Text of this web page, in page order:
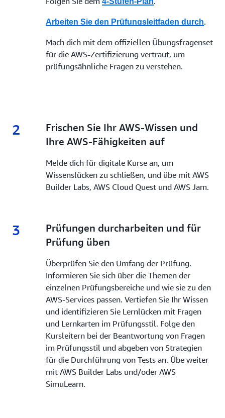
Arbeiten Sie den Prüfungsleitfaden durch.
Mach dich mit dem offiziellen Übungsfragenset
für die AWS-Zertifizierung vertraut, um
prüfungsähnliche Fragen zu verstehen.
2 2.
Frischen Sie Ihr AWS-Wissen und
Ihre AWS-Fähigkeiten auf
Melde dich für digitale Kurse an, um
Wissenslücken zu schließen, und übe mit AWS
Builder Labs, AWS Cloud Quest und AWS Jam.
3 3.
Prüfungen durcharbeiten und für
Prüfung üben
Überprüfen Sie den Umfang der Prüfung.
Informieren Sie sich über die Themen der
einzelnen Prüfungsbereiche und wie sie zu den
AWS-Services passen. Vertiefen Sie Ihr Wissen
und identifizieren Sie Lernlücken mit Fragen
und Lernkarten im Prüfungsstil. Folge den
Kursleitern bei der Beantwortung von Fragen
im Prüfungsstil und abgeben von Strategien
für die Durchführung von Tests an. Übe weiter
mit AWS Builder Labs und/oder AWS
SimuLearn.